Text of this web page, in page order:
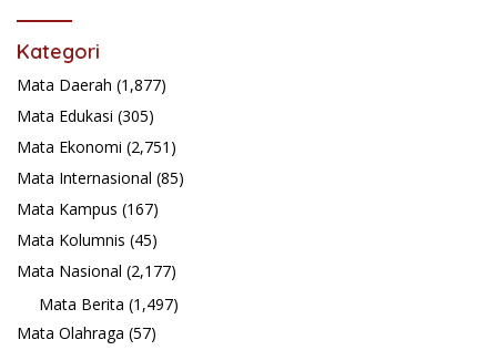
Kategori
Mata Daerah (1,877)
Mata Edukasi (305)
Mata Ekonomi (2,751)
Mata Internasional (85)
Mata Kampus (167)
Mata Kolumnis (45)
Mata Nasional (2,177)
Mata Berita (1,497)
Mata Olahraga (57)